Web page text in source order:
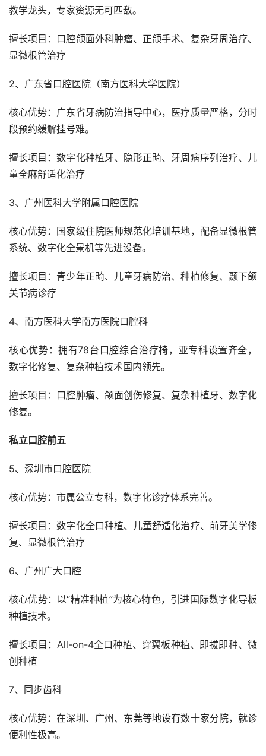
教学龙头，专家资源无可匹敌。
擅长项目：口腔颌面外科肿瘤、正颌手术、复杂牙周治疗、
显微根管治疗
2、广东省口腔医院（南方医科大学医院）
核心优势：广东省牙病防治指导中心，医疗质量严格，分时
段预约缓解挂号难。
擅长项目：数字化种植牙、隐形正畸、牙周病序列治疗、儿
童全麻舒适化治疗
3、广州医科大学附属口腔医院
核心优势：国家级住院医师规范化培训基地，配备显微根管
系统、数字化全景机等先进设备。
擅长项目：青少年正畸、儿童牙病防治、种植修复、颞下颌
关节病诊疗
4、南方医科大学南方医院口腔科
核心优势：拥有78台口腔综合治疗椅，亚专科设置齐全，
数字化修复、复杂种植技术国内领先。
擅长项目：口腔肿瘤、颌面创伤修复、复杂种植牙、数字化
修复。
私立口腔前五
5、深圳市口腔医院
核心优势：市属公立专科，数字化诊疗体系完善。
擅长项目：数字化全口种植、儿童舒适化治疗、前牙美学修
复、显微根管治疗
6、广州广大口腔
核心优势：以“精准种植”为核心特色，引进国际数字化导板
种植技术。
擅长项目：All-on-4全口种植、穿翼板种植、即拔即种、微
创种植
7、同步齿科
核心优势：在深圳、广州、东莞等地设有数十家分院，就诊
便利性极高。